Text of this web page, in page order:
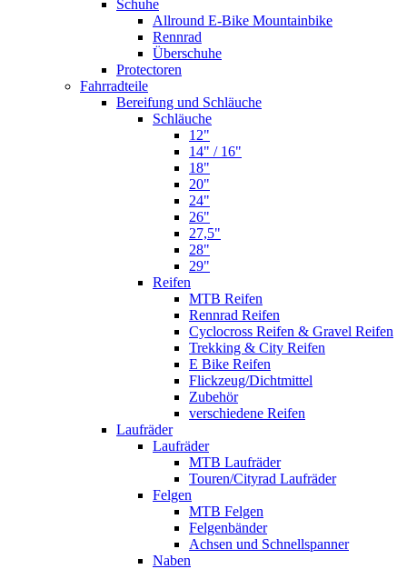
Schuhe
Allround E-Bike Mountainbike
Rennrad
Überschuhe
Protectoren
Fahrradteile
Bereifung und Schläuche
Schläuche
12"
14" / 16"
18"
20"
24"
26"
27,5"
28"
29"
Reifen
MTB Reifen
Rennrad Reifen
Cyclocross Reifen & Gravel Reifen
Trekking & City Reifen
E Bike Reifen
Flickzeug/Dichtmittel
Zubehör
verschiedene Reifen
Laufräder
Laufräder
MTB Laufräder
Touren/Cityrad Laufräder
Felgen
MTB Felgen
Felgenbänder
Achsen und Schnellspanner
Naben